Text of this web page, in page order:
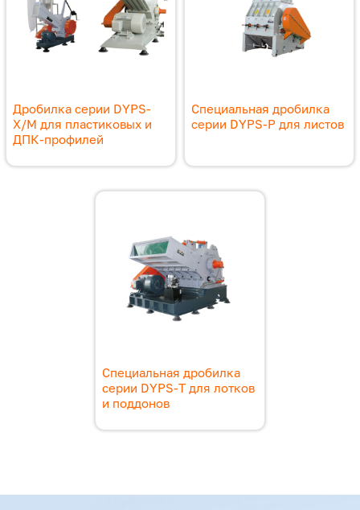
Дробилка серии DYPS-
X/M для пластиковых и
ДПК-профилей
Специальная дробилка
серии DYPS-P для листов
Специальная дробилка
серии DYPS-T для лотков
и поддонов